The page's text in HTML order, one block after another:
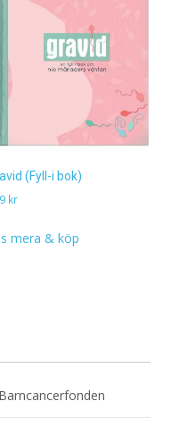
(Fyll-i bok)
kr
mera & köp